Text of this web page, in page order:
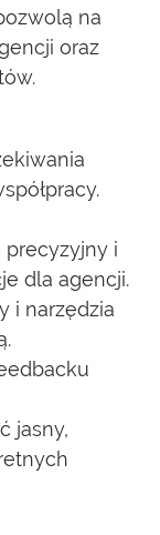
na
oraz
i
dla agencji.
i narzędzia
jasny,